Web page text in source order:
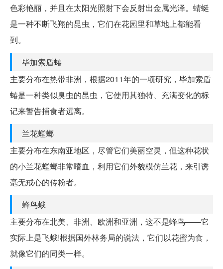
色彩艳丽，并且在太阳光照射下会反射出金属光泽。蜻蜓
是一种不断飞翔的昆虫，它们在花园里和草地上都能看
到。
毕加索盾蝽
主要分布在热带非洲，根据2011年的一项研究，毕加索盾
蝽是一种类似臭虫的昆虫，它使用其独特、充满变化的标
记来警告捕食者远离。
兰花螳螂
主要分布在东南亚地区，尽管它们美丽空灵，但这种花状
的小兰花螳螂非常嗜血，利用它们外貌模仿兰花，来引诱
毫无戒心的传粉者。
蜂鸟蛾
主要分布在北美、非洲、欧洲和亚洲，这不是蜂鸟——它
实际上是飞蛾!根据国外林务局的说法，它们以花蜜为食，
就像它们的同类一样。